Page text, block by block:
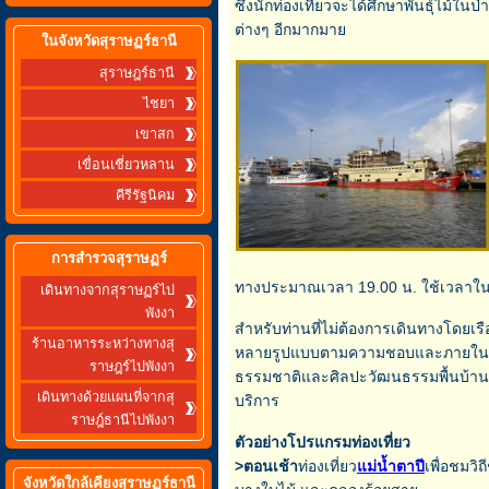
ในจังหวัดสุราษฏร์ธานี
สุราษฎร์ธานี
ไชยา
เขาสก
เขื่อนเชี่ยวหลาน
คีรีรัฐนิคม
การสำรวจสุราษฏร์
เดินทางจากสุราษฏร์ไป
พังงา
ร้านอาหารระหว่างทางสุ
ราษฎร์ไปพังงา
เดินทางด้วยแผนที่จากสุ
ราษฎ์ธานีไปพังงา
จังหวัดใกล้เคียงสุราษฏร์ธานี
ซึ่งนักท่องเที่ยวจะได้ศึกษาพันธุ์ไม้ใน
ต่างๆ อีกมากมาย
ทางประมาณเวลา 19.00 น. ใช้เวลาใ
สำหรับท่านที่ไม่ต้องการเดินทางโดย
หลายรูปแบบตามความชอบและภายใ
ธรรมชาติและศิลปะวัฒนธรรมพื้นบ้าน
บริการ
ตัวอย่างโปรแกรมท่องเที่ยว
>ตอนเช้าท่องเที่ยวแม่น้ำตาปีเพื่อชมวิ